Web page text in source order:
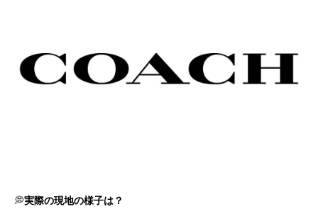
💭実際の現地の様子は？